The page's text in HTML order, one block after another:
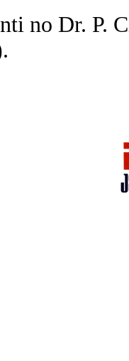
no Dr. P.